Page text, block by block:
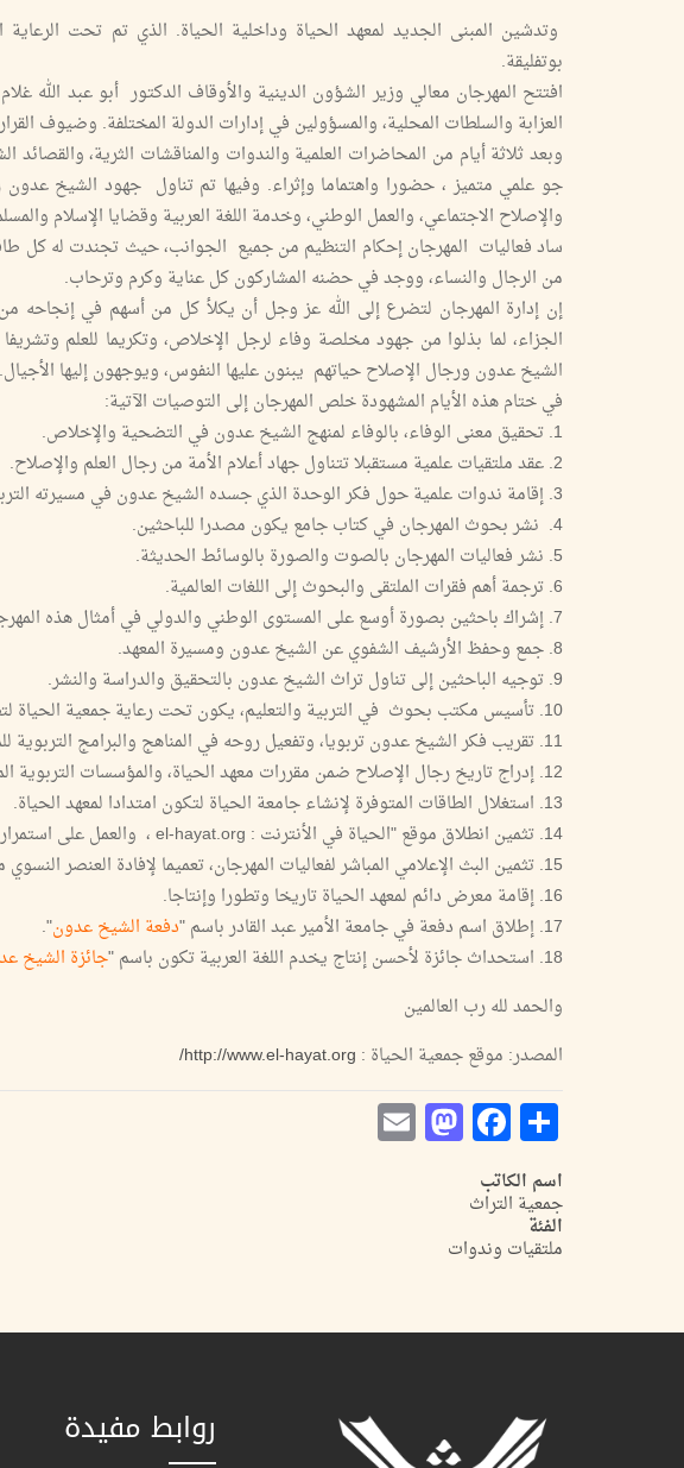
وتدشين المبنى الجديد لمعهد الحياة وداخلية الحياة. الذي تم تحت
بوتفليقة.
افتتح المهرجان معالي وزير الشؤون الدينية والأوقاف الدكتور أبو عبد الله
العزابة والسلطات المحلية، والمسؤولين في إدارات الدولة المختلفة. وضيوف
وبعد ثلاثة أيام من المحاضرات العلمية والندوات والمناقشات الثرية،
جو علمي متميز ، حضورا واهتماما وإثراء. وفيها تم تناول جهود الشيخ عدون
والإصلاح الاجتماعي، والعمل الوطني، وخدمة اللغة العربية وقضايا الإسلام
ساد فعاليات المهرجان إحكام التنظيم من جميع الجوانب، حيث تجندت له كل
من الرجال والنساء، ووجد في حضنه المشاركون كل عناية وكرم وترحاب.
إن إدارة المهرجان لتضرع إلى الله عز وجل أن يكلأ كل من أسهم في إنجاحه
الجزاء، لما بذلوا من جهود مخلصة وفاء لرجل الإخلاص، وتكريما للعلم وتشريفا
الشيخ عدون ورجال الإصلاح حياتهم يبنون عليها النفوس، ويوجهون إليها الأجيال.
في ختام هذه الأيام المشهودة خلص المهرجان إلى التوصيات الآتية:
1. تحقيق معنى الوفاء، بالوفاء لمنهج الشيخ عدون في التضحية والإخلاص.
2. عقد ملتقيات علمية مستقبلا تتناول جهاد أعلام الأمة من رجال العلم والإصلاح.
3. إقامة ندوات علمية حول فكر الوحدة الذي جسده الشيخ عدون في مسيرته التربوية والاجتماعية.
4. نشر بحوث المهرجان في كتاب جامع يكون مصدرا للباحثين.
5. نشر فعاليات المهرجان بالصوت والصورة بالوسائط الحديثة.
6. ترجمة أهم فقرات الملتقى والبحوث إلى اللغات العالمية.
7. إشراك باحثين بصورة أوسع على المستوى الوطني والدولي في أمثال هذه المهرجانات.
8. جمع وحفظ الأرشيف الشفوي عن الشيخ عدون ومسيرة المعهد.
9. توجيه الباحثين إلى تناول تراث الشيخ عدون بالتحقيق والدراسة والنشر.
10. تأسيس مكتب بحوث في التربية والتعليم، يكون تحت رعاية جمعية الحياة لتطوير منظومة التعليم الحر.
11. تقريب فكر الشيخ عدون تربويا، وتفعيل روحه في المناهج والبرامج التربوية للمدارس والمعاهد المختلفة.
12. إدراج تاريخ رجال الإصلاح ضمن مقررات معهد الحياة، والمؤسسات التربوية المماثلة.
13. استغلال الطاقات المتوفرة لإنشاء جامعة الحياة لتكون امتدادا لمعهد الحياة.
14. تثمين انطلاق موقع "الحياة في الأنترنت : el-hayat.org ، والعمل على استمرار إثرائه بما يحقق رسالة المعهد
15. تثمين البث الإعلامي المباشر لفعاليات المهرجان، تعميما لإفادة العنصر النسوي منه بأحسن الوجوه.
16. إقامة معرض دائم لمعهد الحياة تاريخا وتطورا وإنتاجا.
17. إطلاق اسم دفعة في جامعة الأمير عبد القادر باسم "
دفعة الشيخ عدون".
18. استحداث جائزة لأحسن إنتاج يخدم اللغة العربية تكون باسم "
جائزة الشيخ
والحمد لله رب العالمين
المصدر: موقع جمعية الحياة : http://www.el-hayat.org/
Share
Facebook
Mastodon
اسم الكاتب
جمعية التراث
الفئة
ملتقيات وندوات
روابط مفيدة